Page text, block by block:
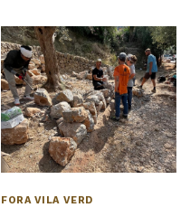
FORA VILA VERD